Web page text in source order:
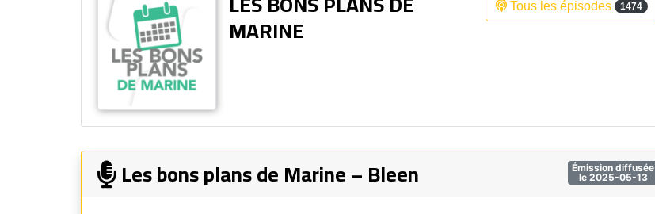
Fréquence 3 Urban
Tous les épisodes 1474
MARINE
Émission diffusée
le 2025-05-13
Les bons plans de Marine – Bleen